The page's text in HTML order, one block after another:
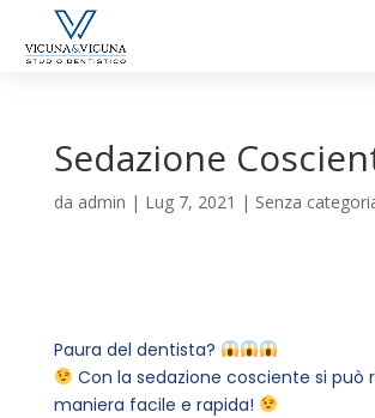
Sedazione
da admin | Lug 7, 2021 | Senza
Paura del dentista?
Con la sedazione cosciente si può
maniera facile e rapida!